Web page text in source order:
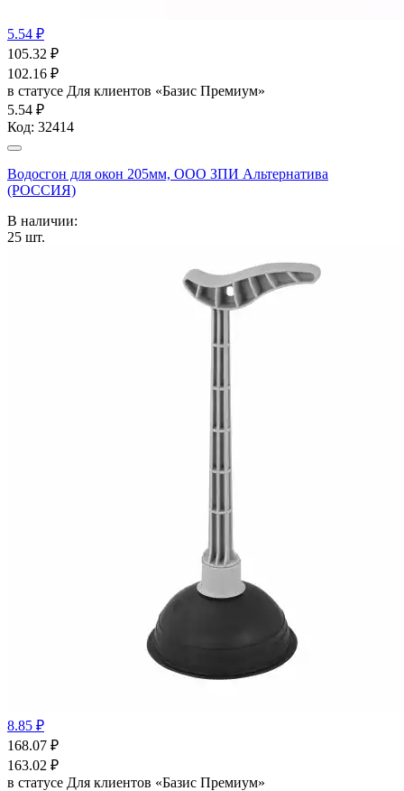
5.54 ₽
105.32 ₽
102.16 ₽
в статусе Для клиентов «Базис Премиум»
5.54 ₽
Код: 32414
Водосгон для окон 205мм, ООО ЗПИ Альтернатива
(РОССИЯ)
В наличии:
25 шт.
8.85 ₽
168.07 ₽
163.02 ₽
в статусе Для клиентов «Базис Премиум»